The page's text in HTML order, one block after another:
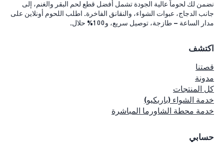
نضمن لك لحوماً عالية الجودة تشمل أفضل قطع لحم البقر والغنم، إلى
جانب الدجاج، عبوات الشواء، والنقانق الفاخرة. اطلب اللحوم أونلاين على
مدار الساعة – طازجة، توصيل سريع، و100% حلال.
اكتشف
قصتنا
مدونة
كل المنتجات
خدمة الشواء (باربكيو)
خدمة محطة الشاورما المباشرة
حسابي